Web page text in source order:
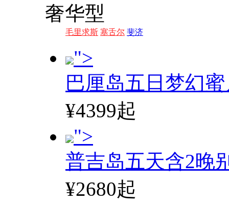
奢华型
毛里求斯 塞舌尔 斐济
">
巴厘岛五日梦幻
¥4399起
">
普吉岛五天含2晚
¥2680起